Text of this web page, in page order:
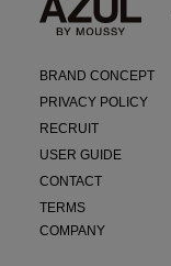
BRAND CONCEPT
PRIVACY POLICY
RECRUIT
USER GUIDE
CONTACT
TERMS
COMPANY